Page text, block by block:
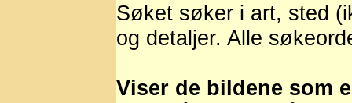
Søket søker i art, sted
og detaljer. Alle
Viser de bildene som